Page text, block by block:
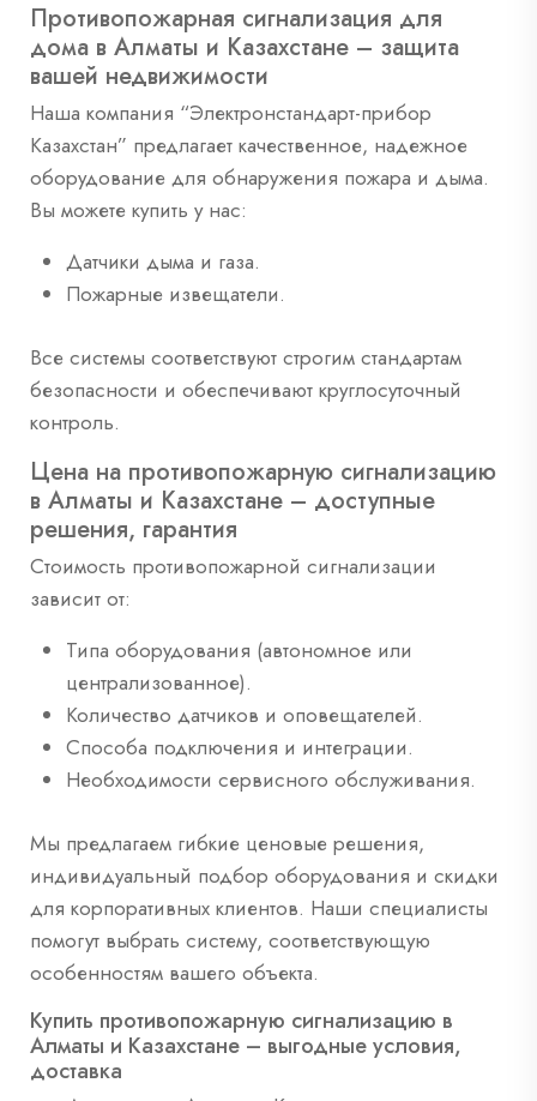
Противопожарная сигнализация для
дома в Алматы и Казахстане – защита
вашей недвижимости
Наша компания “Электронстандарт-прибор
Казахстан” предлагает качественное, надежное
оборудование для обнаружения пожара и дыма.
Вы можете купить у нас:
Датчики дыма и газа.
Пожарные извещатели.
Все системы соответствуют строгим стандартам
безопасности и обеспечивают круглосуточный
контроль.
Цена на противопожарную сигнализацию
в Алматы и Казахстане – доступные
решения, гарантия
Стоимость противопожарной сигнализации
зависит от:
Типа оборудования (автономное или
централизованное).
Количество датчиков и оповещателей.
Способа подключения и интеграции.
Необходимости сервисного обслуживания.
Мы предлагаем гибкие ценовые решения,
индивидуальный подбор оборудования и скидки
для корпоративных клиентов. Наши специалисты
помогут выбрать систему, соответствующую
особенностям вашего объекта.
Купить противопожарную сигнализацию в
Алматы и Казахстане – выгодные условия,
доставка